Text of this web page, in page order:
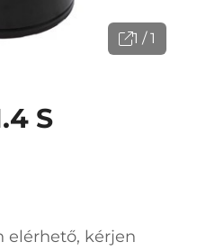
1 / 1
S
elérhető, kérjen